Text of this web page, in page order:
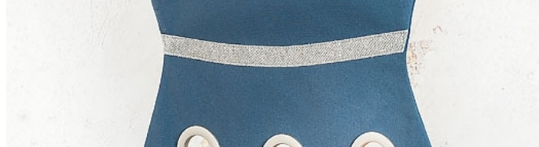
Accessoires
Kleidung